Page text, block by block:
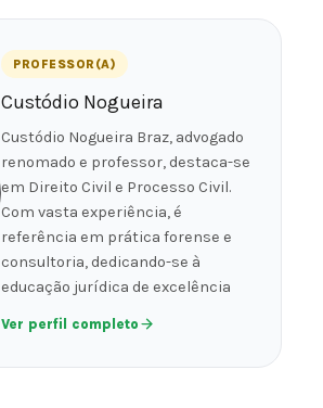
PROFESSOR(A)
Custódio Nogueira
Custódio Nogueira Braz, advogado
renomado e professor, destaca-se
em Direito Civil e Processo Civil.
Com vasta experiência, é
referência em prática forense e
consultoria, dedicando-se à
educação jurídica de excelência
Ver perfil completo